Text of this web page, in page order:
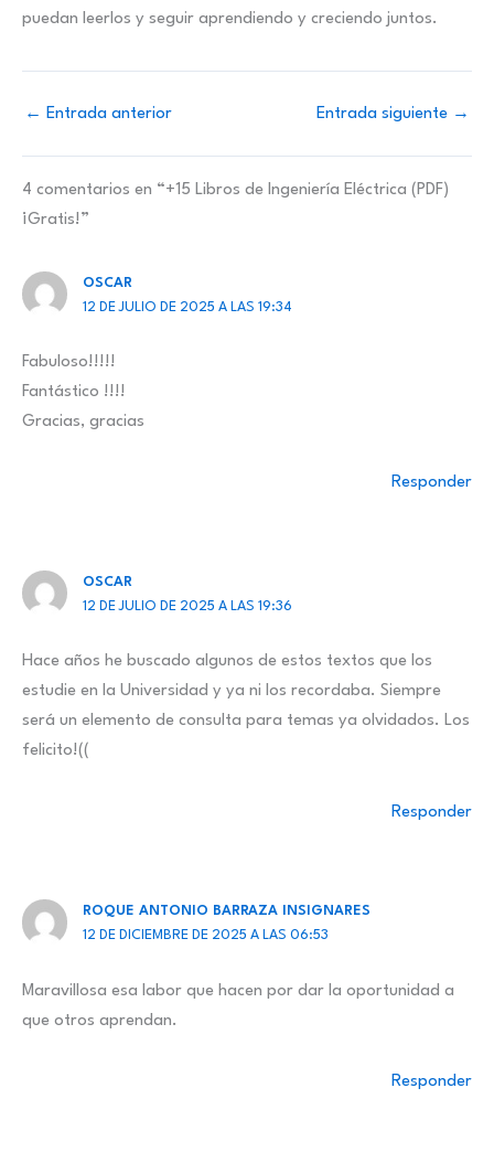
puedan leerlos y seguir aprendiendo y creciendo juntos.
← Entrada anterior Entrada siguiente →
4 comentarios en “+15 Libros de Ingeniería Eléctrica (PDF)
¡Gratis!”
OSCAR
12 DE JULIO DE 2025 A LAS 19:34
Fabuloso!!!!!
Fantástico !!!!
Gracias, gracias
Responder
OSCAR
12 DE JULIO DE 2025 A LAS 19:36
Hace años he buscado algunos de estos textos que los
estudie en la Universidad y ya ni los recordaba. Siempre
será un elemento de consulta para temas ya olvidados. Los
felicito!((
Responder
ROQUE ANTONIO BARRAZA INSIGNARES
12 DE DICIEMBRE DE 2025 A LAS 06:53
Maravillosa esa labor que hacen por dar la oportunidad a
que otros aprendan.
Responder